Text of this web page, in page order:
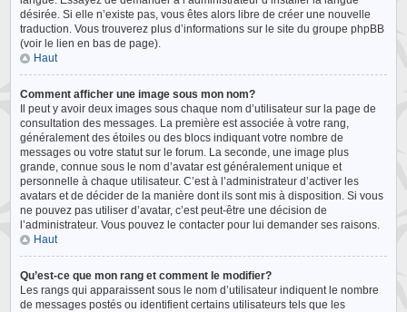
désirée. Si elle n’existe pas, vous êtes alors libre de créer une nouvelle
traduction. Vous trouverez plus d’informations sur le site du groupe phpBB
(voir le lien en bas de page).
Haut
Comment afficher une image sous mon nom?
Il peut y avoir deux images sous chaque nom d’utilisateur sur la page de
consultation des messages. La première est associée à votre rang,
généralement des étoiles ou des blocs indiquant votre nombre de
messages ou votre statut sur le forum. La seconde, une image plus
grande, connue sous le nom d’avatar est généralement unique et
personnelle à chaque utilisateur. C’est à l’administrateur d’activer les
avatars et de décider de la manière dont ils sont mis à disposition. Si vous
ne pouvez pas utiliser d’avatar, c’est peut-être une décision de
l’administrateur. Vous pouvez le contacter pour lui demander ses raisons.
Haut
Qu’est-ce que mon rang et comment le modifier?
Les rangs qui apparaissent sous le nom d’utilisateur indiquent le nombre
de messages postés ou identifient certains utilisateurs tels que les